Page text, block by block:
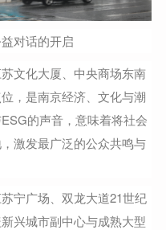
对话的开启
文化大厦、中央商场东南
，是南京经济、文化与潮
的声音，意味着将社会
激发最广泛的公众共鸣与
宁广场、双龙大道21世纪
兴城市副中心与成熟大型